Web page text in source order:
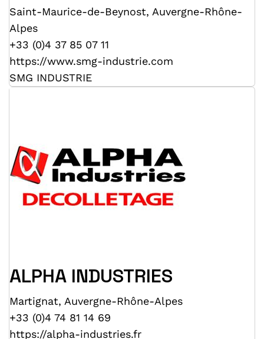
Saint-Maurice-de-Beynost, Auvergne-Rhône-
Alpes
+33 (0)4 37 85 07 11
https://www.smg-industrie.com
SMG INDUSTRIE
ALPHA INDUSTRIES
Martignat, Auvergne-Rhône-Alpes
+33 (0)4 74 81 14 69
https://alpha-industries.fr